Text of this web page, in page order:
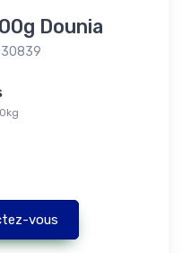
Dounia
vous